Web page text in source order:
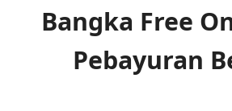
Bangka Free
Pebayuran